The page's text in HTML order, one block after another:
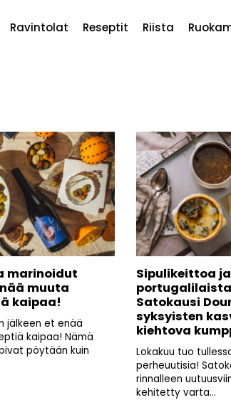
Ravintolat Reseptit Riista
marinoidut
muuta
kaipaa!
jälkeen et enää
kaipaa! Nämä
pöytään kuin
Sipulikeittoa ja
Satokausi
syksyisten
kiehtova
Lokakuu tuo
perheuutisia!
rinnalleen
kehitetty varta...